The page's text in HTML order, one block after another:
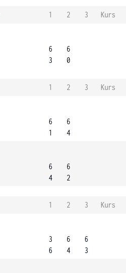
1 2 3
Kurs
6
3
6
0
1 2 3
Kurs
6
1
6
4
6
4
6
2
1 2 3
Kurs
3
6
6
4
6
3